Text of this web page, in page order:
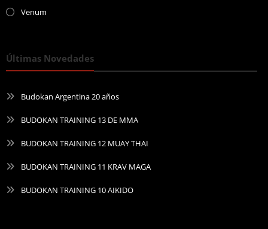
Venum
Últimas Novedades
Budokan Argentina 20 años
BUDOKAN TRAINING 13 DE MMA
BUDOKAN TRAINING 12 MUAY THAI
BUDOKAN TRAINING 11 KRAV MAGA
BUDOKAN TRAINING 10 AIKIDO